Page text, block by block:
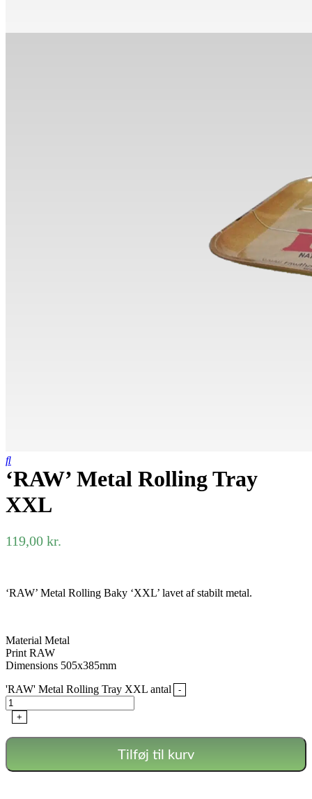
‘RAW’ Metal Rolling Tray
XXL
119,00 kr.
‘RAW’ Metal Rolling Baky ‘XXL’ lavet af stabilt metal.
Material Metal
Print RAW
Dimensions 505x385mm
'RAW' Metal Rolling Tray XXL antal
-
+
Tilføj til kurv